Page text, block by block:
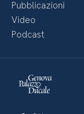
Pubblicazioni
Video
Podcast